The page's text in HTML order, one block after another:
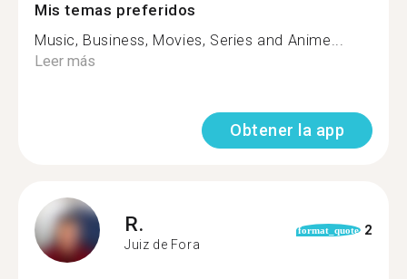
Mis temas preferidos
Music, Business, Movies, Series and Anime...
Leer más
Obtener la app
R.
Juiz de Fora
format_quote 2